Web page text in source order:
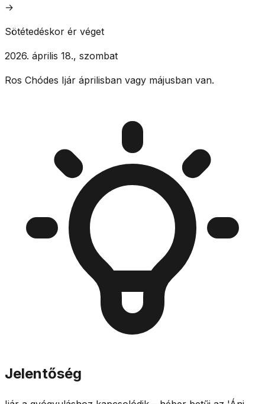
→
Sötétedéskor ér véget
2026. április 18., szombat
Ros Chódes Ijár áprilisban vagy májusban van.
Jelentőség